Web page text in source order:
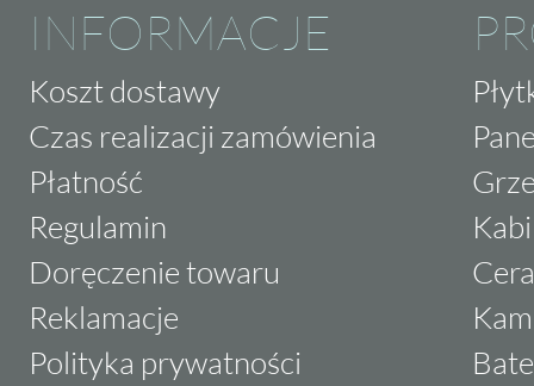
INFORMACJE
Koszt dostawy
Czas realizacji zamówienia
Płatność
Regulamin
Doręczenie towaru
Reklamacje
Polityka prywatności